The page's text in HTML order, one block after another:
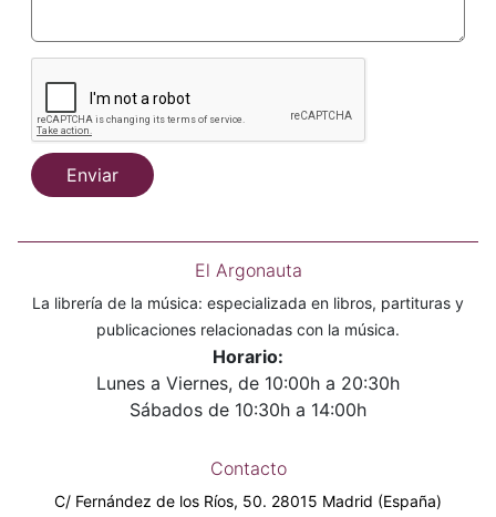
Enviar
El Argonauta
La librería de la música: especializada en libros, partituras y
publicaciones relacionadas con la música.
Horario:
Lunes a Viernes, de 10:00h a 20:30h
Sábados de 10:30h a 14:00h
Contacto
C/ Fernández de los Ríos, 50. 28015 Madrid (España)